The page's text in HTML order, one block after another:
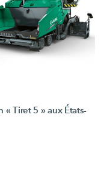
Tiret 5 » aux États-